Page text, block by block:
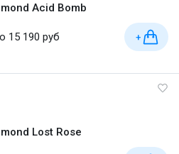
Acid Bomb
15 190 руб +
Lost Rose